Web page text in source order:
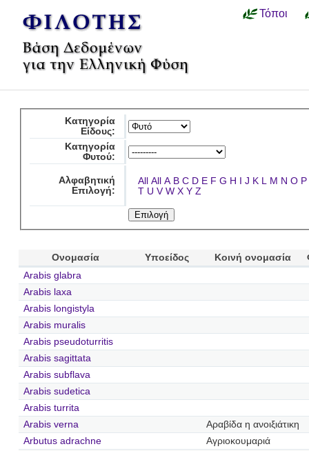
Τόποι
Κατηγορία
Είδους:
Κατηγορία
Φυτού:
Αλφαβητική
Επιλογή:
All All A B C D E F G H I J K L M N O P
T U V W X Y Z
Ονομασία Υποείδος Κοινή ονομασία
Arabis glabra
Arabis laxa
Arabis longistyla
Arabis muralis
Arabis pseudoturritis
Arabis sagittata
Arabis subflava
Arabis sudetica
Arabis turrita
Arabis verna
Αραβίδα η ανοιξιάτικη
Arbutus adrachne
Αγριοκουμαριά